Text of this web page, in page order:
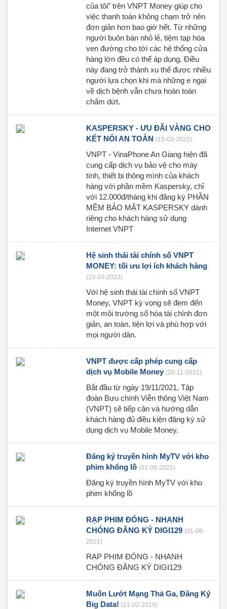
của tôi” trên VNPT Money giúp cho
việc thanh toán không chạm trở nên
đơn giản hơn bao giờ hết. Từ những
người buôn bán nhỏ lẻ, tiệm tạp hóa
ven đường cho tới các hệ thống cửa
hàng lớn đều có thể áp dụng. Điều
này đang trở thành xu thế được nhiều
người lựa chọn khi mà những e ngại
về dịch bệnh vẫn chưa hoàn toàn
chấm dứt.
KASPERSKY - ƯU ĐÃI VÀNG CHO
KẾT NỐI AN TOÀN (15-03-2022)
VNPT - VinaPhone An Giang hiện đã
cung cấp dịch vụ bảo vệ cho máy
tính, thiết bị thông mình của khách
hàng với phần mềm Kaspersky, chỉ
với 12.000đ/tháng khi đăng ký PHẦN
MỀM BẢO MẬT KASPERSKY dành
riêng cho khách hàng sử dụng
Internet VNPT
Hệ sinh thái tài chính số VNPT
MONEY: tối ưu lợi ích khách hàng
(10-03-2022)
Với hệ sinh thái tài chính số VNPT
Money, VNPT kỳ vọng sẽ đem đến
một môi trường số hóa tài chính đơn
giản, an toàn, tiện lợi và phù hợp với
mọi người dân.
VNPT được cấp phép cung cấp
dịch vụ Mobile Money (20-11-2021)
Bắt đầu từ ngày 19/11/2021, Tập
đoàn Bưu chính Viễn thông Việt Nam
(VNPT) sẽ tiếp cận và hướng dẫn
khách hàng đủ điều kiện đăng ký sử
dụng dịch vụ Mobile Money.
Đăng ký truyền hình MyTV với kho
phim khổng lồ (01-08-2021)
Đăng ký truyền hình MyTV với kho
phim khổng lồ
RẠP PHIM ĐÓNG - NHANH
CHÓNG ĐĂNG KÝ DIGI129 (01-08-
2021)
RẠP PHIM ĐÓNG - NHANH
CHÓNG ĐĂNG KÝ DIGI129
Muốn Lướt Mạng Thả Ga, Đăng Ký
Big Data! (21-02-2019)